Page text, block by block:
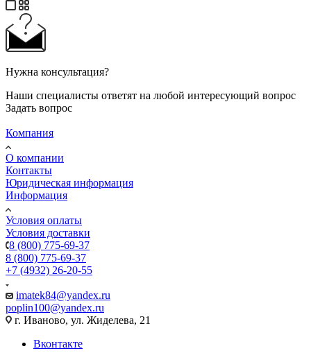
Нужна консультация?
Наши специалисты ответят на любой интересующий вопрос
Задать вопрос
Компания
О компании
Контакты
Юридическая информация
Информация
Условия оплаты
Условия доставки
8 (800) 775-69-37
8 (800) 775-69-37
+7 (4932) 26-20-55
imatek84@yandex.ru
poplin100@yandex.ru
г. Иваново, ул. Жиделева, 21
Вконтакте